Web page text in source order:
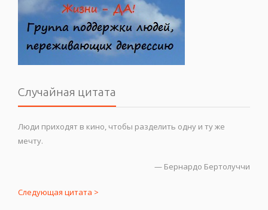
Случайная цитата
Люди приходят в кино, чтобы разделить одну и ту же
мечту.
— Бернардо Бертолуччи
Следующая цитата >